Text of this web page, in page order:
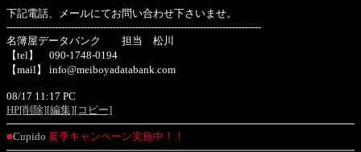
下記電話、メールにてお問い合わせ下さいませ。
-------------------------------------------------------------------------------
名簿屋データバンク 担当 松川
【tel】 090-1748-0194
【mail】 info@meiboyadatabank.com
08/17 11:17 PC
HP[削除][編集][コピー]
■Cupido 夏季キャンペーン実施中！！